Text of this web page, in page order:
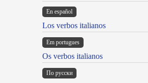
En español
Los verbos italianos
Em portugues
Os verbos italianos
По русски